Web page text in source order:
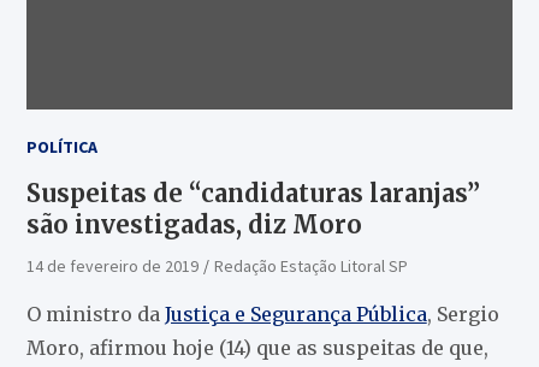
POLÍTICA
Suspeitas de “candidaturas laranjas”
são investigadas, diz Moro
14 de fevereiro de 2019 Redação Estação Litoral SP
O ministro da Justiça e Segurança Pública, Sergio
Moro, afirmou hoje (14) que as suspeitas de que,